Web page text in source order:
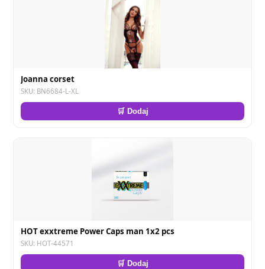
Joanna corset
SKU: BN6684-L-XL
🛒 Dodaj
HOT exxtreme Power Caps man 1x2 pcs
SKU: HOT-44571
🛒 Dodaj